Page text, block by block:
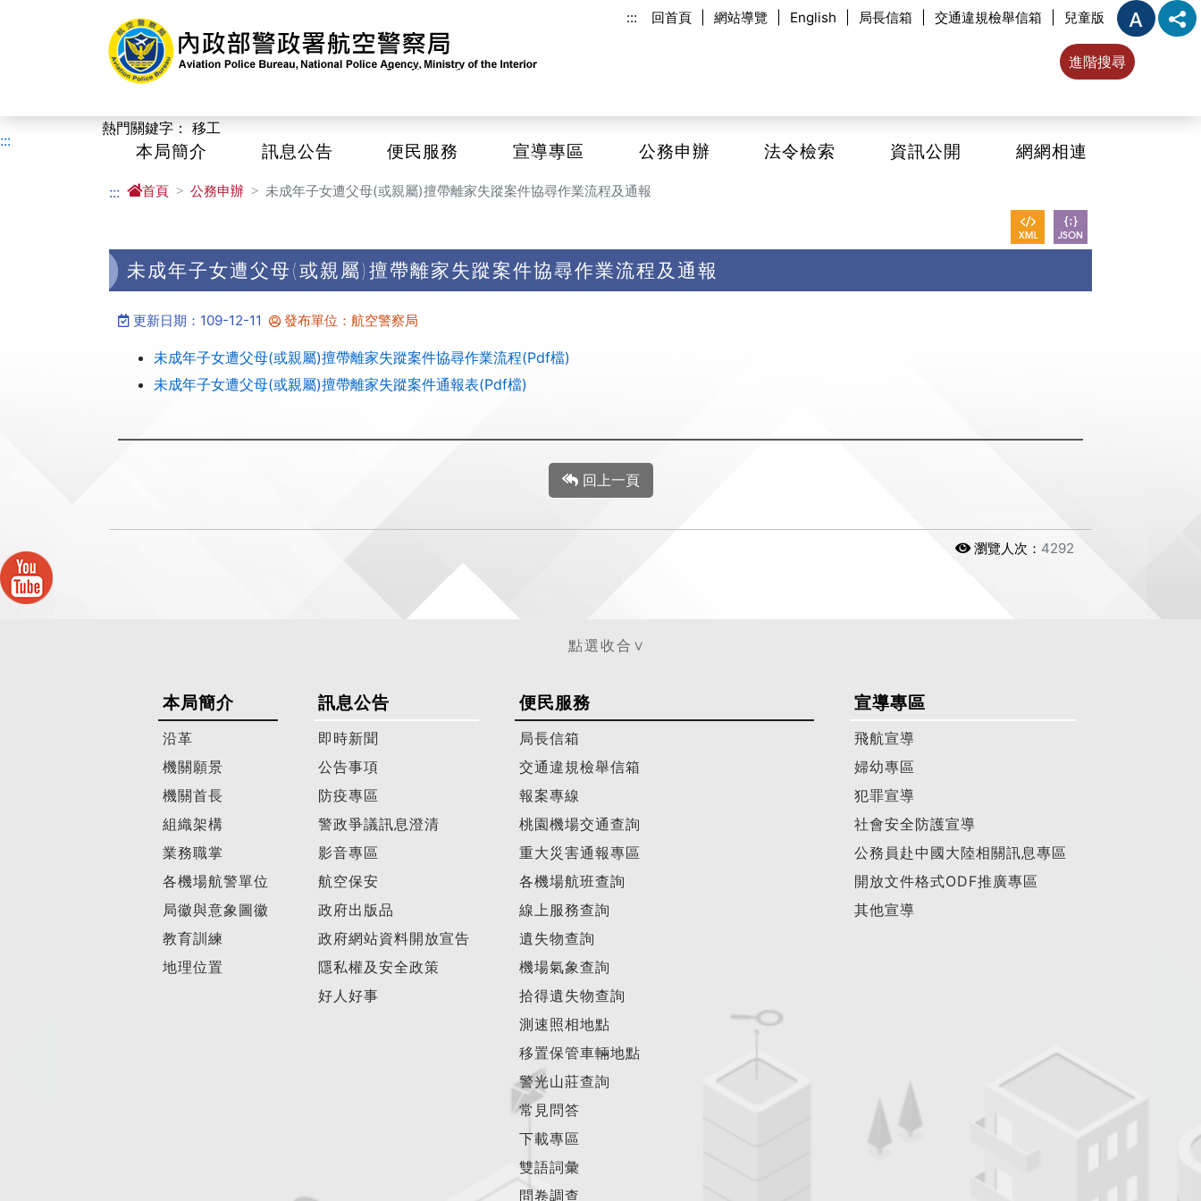
::: 回首頁 網站導覽 English 局長信箱 交通違規檢舉信箱 兒童版
進階搜尋
熱門關鍵字： 移工
::: 本局簡介 訊息公告 便民服務 宣導專區 公務申辦 法令檢索 資訊公開 網網相連
::: 首頁 公務申辦 未成年子女遭父母(或親屬)擅帶離家失蹤案件協尋作業流程及通報
未成年子女遭父母(或親屬)擅帶離家失蹤案件協尋作業流程及通報
更新日期：109-12-11 發布單位：航空警察局
未成年子女遭父母(或親屬)擅帶離家失蹤案件協尋作業流程(Pdf檔)
未成年子女遭父母(或親屬)擅帶離家失蹤案件通報表(Pdf檔)
回上一頁
瀏覽人次： 4292
本局簡介
沿革
機關願景
機關首長
組織架構
業務職掌
各機場航警單位
局徽與意象圖徽
教育訓練
地理位置
訊息公告
即時新聞
公告事項
防疫專區
警政爭議訊息澄清
影音專區
航空保安
政府出版品
政府網站資料開放宣告
隱私權及安全政策
好人好事
便民服務
局長信箱
交通違規檢舉信箱
報案專線
桃園機場交通查詢
重大災害通報專區
各機場航班查詢
線上服務查詢
遺失物查詢
機場氣象查詢
拾得遺失物查詢
測速照相地點
移置保管車輛地點
警光山莊查詢
常見問答
下載專區
雙語詞彙
問卷調查
宣導專區
飛航宣導
婦幼專區
犯罪宣導
社會安全防護宣導
公務員赴中國大陸相關訊息專區
開放文件格式ODF推廣專區
其他宣導